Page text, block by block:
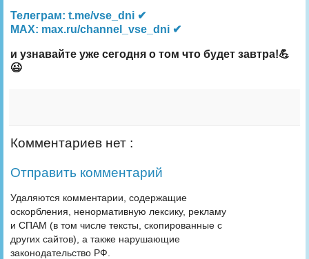
Телеграм: t.me/vse_dni ✔
MAX: max.ru/channel_vse_dni ✔
и узнавайте уже сегодня о том что будет завтра!💪
😉
Комментариев нет :
Отправить комментарий
Удаляются комментарии, содержащие
оскорбления, ненормативную лексику, рекламу
и СПАМ (в том числе тексты, скопированные с
других сайтов), а также нарушающие
законодательство РФ.